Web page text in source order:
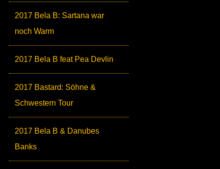
2017 Bela B: Sartana war
noch Warm
2017 Bela B feat Pea Devlin
2017 Bastard: Söhne &
Schwestern Tour
2017 Bela B & Danubes
Banks